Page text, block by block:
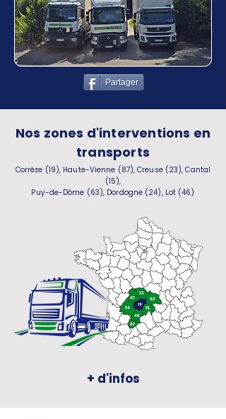
Partager
Nos zones d'interventions en
transports
Corrèze (19), Haute-Vienne (87), Creuse (23), Cantal
(15),
Puy-de-Dôme (63), Dordogne (24), Lot (46)
+ d'infos